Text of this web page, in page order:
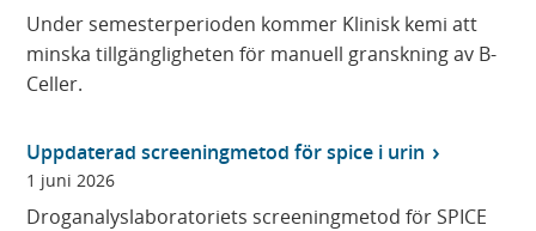
Under semesterperioden kommer Klinisk kemi att
minska tillgängligheten för manuell granskning av B-
Celler.
Uppdaterad screeningmetod för spice i urin
1 juni 2026
Droganalyslaboratoriets screeningmetod för SPICE